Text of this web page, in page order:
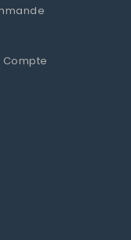
Compte